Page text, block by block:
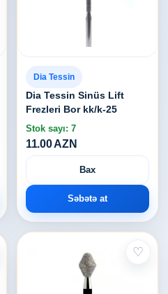
Dia Tessin
Dia Tessin Sinüs Lift
Frezleri Bor kk/k-25
Stok sayı: 7
11.00 AZN
Bax
Səbətə at
♡